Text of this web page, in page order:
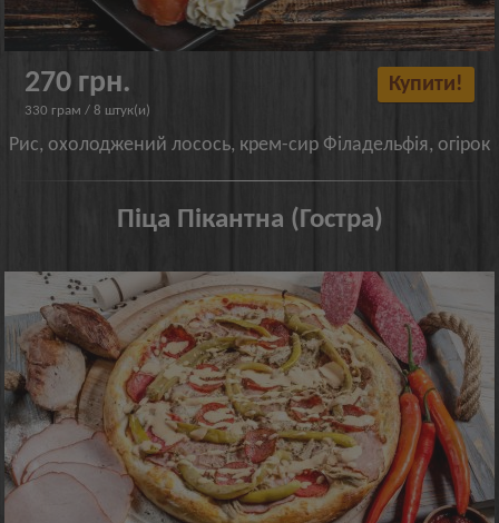
270 грн.
330 грам / 8 штук(и)
Купити!
Рис, охолоджений лосось, крем-сир Філадельфія, огірок
Піца Пікантна (Гостра)